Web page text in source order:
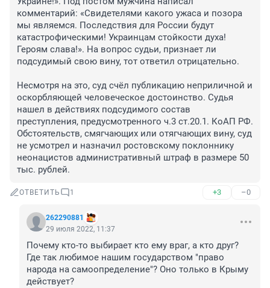
комментарий: «Свидетелями какого ужаса и позора
мы являемся. Последствия для России будут
катастрофическими! Украинцам стойкости духа!
Героям слава!». На вопрос судьи, признает ли
подсудимый свою вину, тот ответил отрицательно.
Несмотря на это, суд счёл публикацию неприличной и
оскорбляющей человеческое достоинство. Судья
нашел в действиях подсудимого состав
преступления, предусмотренного ч.3 ст.20.1. КоАП РФ.
Обстоятельств, смягчающих или отягчающих вину, суд
не усмотрел и назначил ростовскому поклоннику
неонацистов административный штраф в размере 50
тыс. рублей.
ОТВЕТИТЬ 1 +3 –0
262290881
29 июля 2022, 11:37
Почему кто-то выбирает кто ему враг, а кто друг?
Где так любимое нашим государством "право
народа на самоопределение"? Оно только в Крыму
действует?